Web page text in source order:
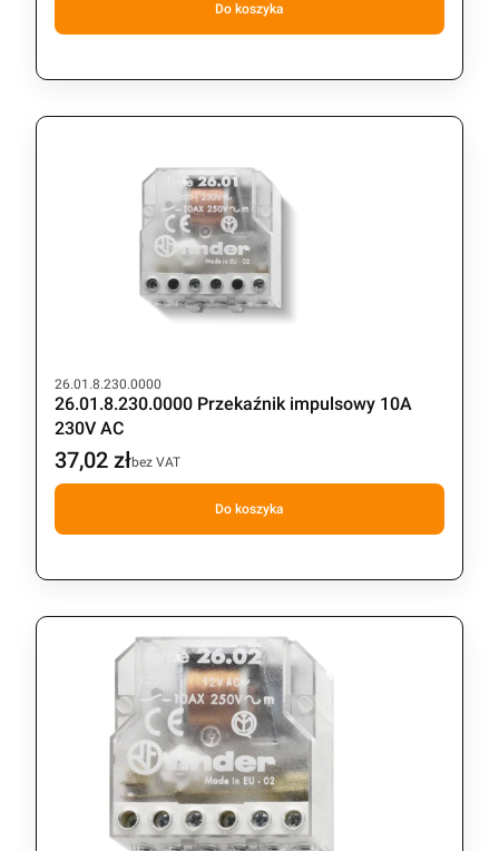
Do koszyka
Kod produktu
26.01.8.230.0000
26.01.8.230.0000 Przekaźnik impulsowy 10A
230V AC
Cena
37,02 złbez VAT
Do koszyka